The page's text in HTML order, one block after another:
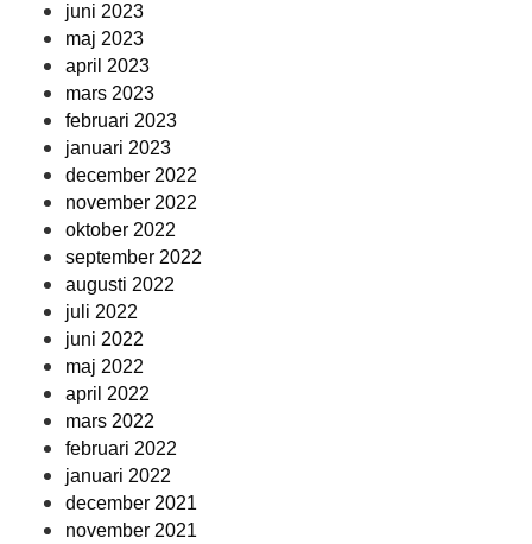
juni 2023
maj 2023
april 2023
mars 2023
februari 2023
januari 2023
december 2022
november 2022
oktober 2022
september 2022
augusti 2022
juli 2022
juni 2022
maj 2022
april 2022
mars 2022
februari 2022
januari 2022
december 2021
november 2021